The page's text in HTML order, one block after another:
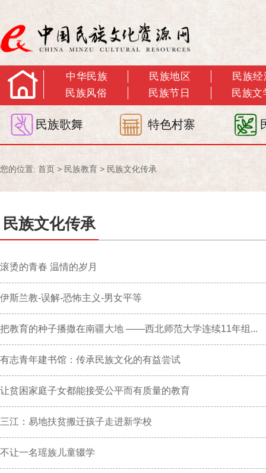
中华民族 民族地区
民族经
民族风俗
民族节日 民族文
民族歌舞 特色村寨
您的位置: 首页 > 民族教育 > 民族文化传承
民族文化传承
滚烫的青春 温情的岁月
伊斯兰教-误解-恐怖主义-男女平等
把教育的种子播撒在南疆大地 ——西北师范大学连续11年组...
有志青年建书馆：传承民族文化的有益尝试
让贫困家庭子女都能接受公平而有质量的教育
三江：易地扶贫搬迁孩子走进新学校
不让一名瑶族儿童辍学